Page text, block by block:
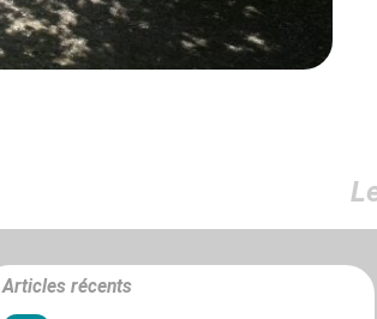
Articles récents